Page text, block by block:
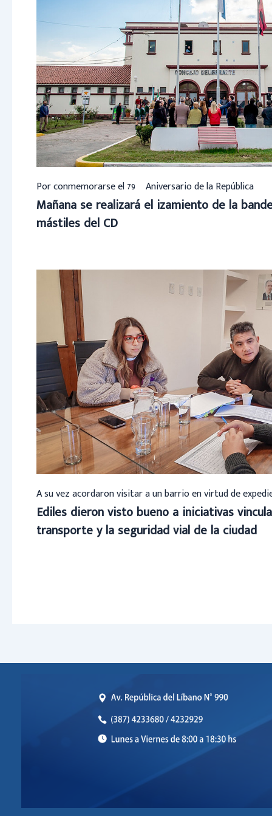
Por conmemorarse el 79º Aniversario de la República
Mañana se realizará el izamiento de la
mástiles del CD
A su vez acordaron visitar a un barrio en virtud de
Ediles dieron visto bueno a iniciativas
transporte y la seguridad vial de la ciudad